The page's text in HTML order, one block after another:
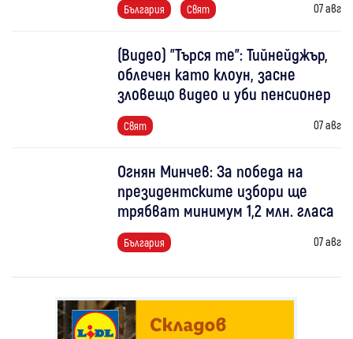
България Свят 07 авг
(Видео) "Търся те": Тийнейджър,
облечен като клоун, засне
зловещо видео и уби пенсионер
Свят 07 авг
Огнян Минчев: За победа на
президентските избори ще
трябват минимум 1,2 млн. гласа
България 07 авг